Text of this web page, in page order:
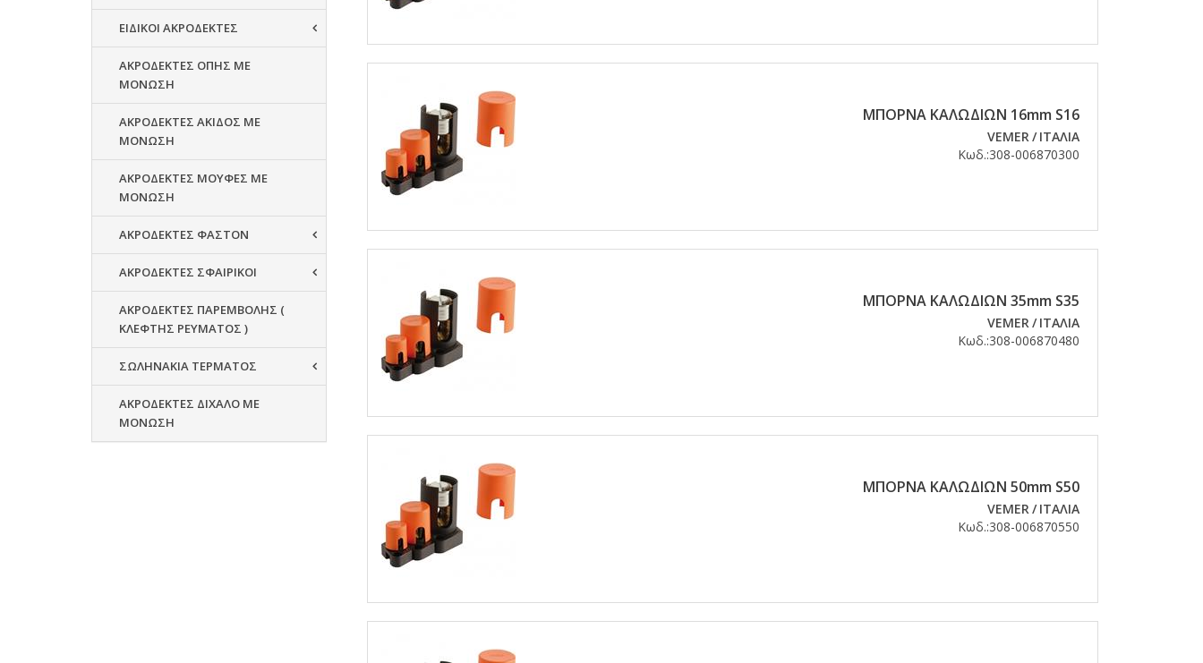
ΕΙΔΙΚΟΙ ΑΚΡΟΔΕΚΤΕΣ
ΑΚΡΟΔΕΚΤΕΣ ΟΠΗΣ ΜΕ
ΜΟΝΩΣΗ
ΑΚΡΟΔΕΚΤΕΣ ΑΚΙΔΟΣ ΜΕ
ΜΟΝΩΣΗ
ΑΚΡΟΔΕΚΤΕΣ ΜΟΥΦΕΣ ΜΕ
ΜΟΝΩΣΗ
ΑΚΡΟΔΕΚΤΕΣ ΦΑΣΤΟΝ
ΑΚΡΟΔΕΚΤΕΣ ΣΦΑΙΡΙΚΟΙ
ΑΚΡΟΔΕΚΤΕΣ ΠΑΡΕΜΒΟΛΗΣ (
ΚΛΕΦΤΗΣ ΡΕΥΜΑΤΟΣ )
ΣΩΛΗΝΑΚΙΑ ΤΕΡΜΑΤΟΣ
ΑΚΡΟΔΕΚΤΕΣ ΔΙΧΑΛΟ ΜΕ
ΜΟΝΩΣΗ
ΜΠΟΡΝΑ ΚΑΛΩΔΙΩΝ 16mm S16
VEMER/ ΙΤΑΛΙΑ
Κωδ.:308-006870300
ΜΠΟΡΝΑ ΚΑΛΩΔΙΩΝ 35mm S35
VEMER/ ΙΤΑΛΙΑ
Κωδ.:308-006870480
ΜΠΟΡΝΑ ΚΑΛΩΔΙΩΝ 50mm S50
VEMER/ ΙΤΑΛΙΑ
Κωδ.:308-006870550